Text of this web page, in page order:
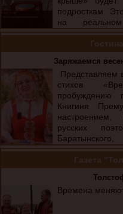
подросткам.
на
виртуальные игры можно
Заряжаемся
Представляем
стихов
пробуждению
Книгиня
настроением,
русских
Плещеева.
слово оживляет образы
Газета
Времена